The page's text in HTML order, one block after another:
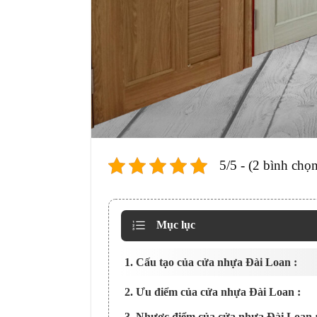
5/5 - (2 bình
Mục lục
1. Cấu tạo của cửa nhựa Đài Loan :
2. Ưu điểm của cửa nhựa Đài Loan :